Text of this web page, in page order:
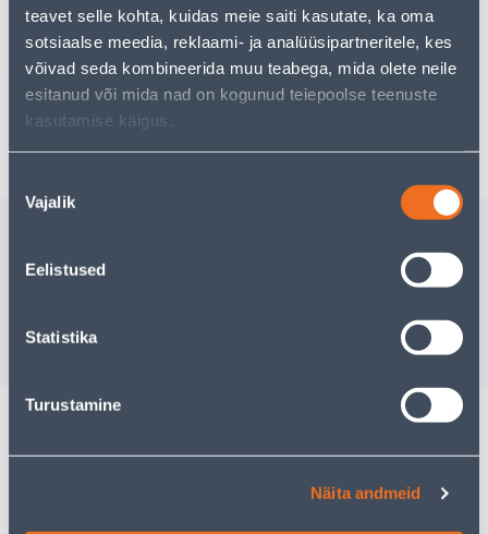
teavet selle kohta, kuidas meie saiti kasutate, ka oma
sotsiaalse meedia, reklaami- ja analüüsipartneritele, kes
võivad seda kombineerida muu teabega, mida olete neile
esitanud või mida nad on kogunud teiepoolse teenuste
kasutamise käigus.
valik
Vajalik
Eelistused
Statistika
Turustamine
Näita andmeid
Eeldatav kojuvedu 3,69 € al. 2-5 tööpäeva
Tarne pakiautomaati al. 2,29 € al. 2-5 tööpäeva
Poest kätte, alates 08.08.2026
NEET
2.63 €
sisselogitud
Spetsifikatsioon